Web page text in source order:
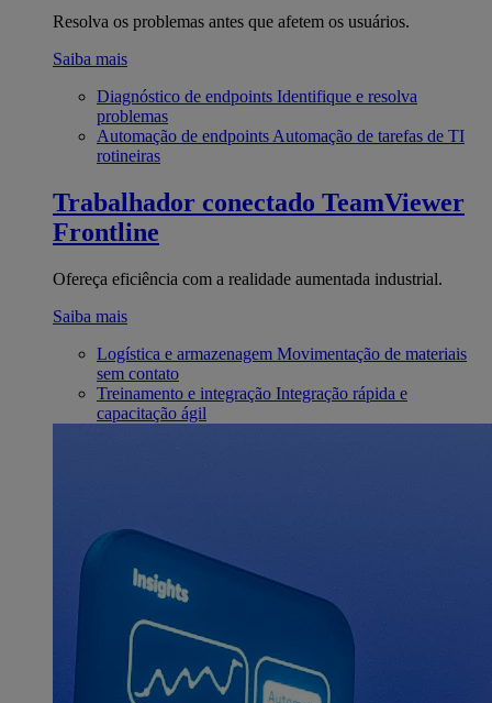
Resolva os problemas antes que afetem os usuários.
Saiba mais
Diagnóstico de endpoints Identifique e resolva
problemas
Automação de endpoints Automação de tarefas de TI
rotineiras
Trabalhador conectado TeamViewer
Frontline
Ofereça eficiência com a realidade aumentada industrial.
Saiba mais
Logística e armazenagem Movimentação de materiais
sem contato
Treinamento e integração Integração rápida e
capacitação ágil